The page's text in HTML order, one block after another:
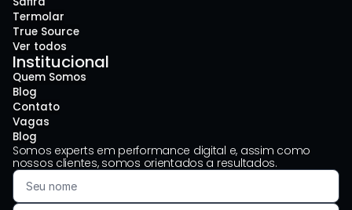
Termolar
True Source
Ver todos
Institucional
Quem Somos
Blog
Contato
Vagas
Blog
Somos experts em performance digital e, assim como
nossos clientes, somos orientados a resultados.